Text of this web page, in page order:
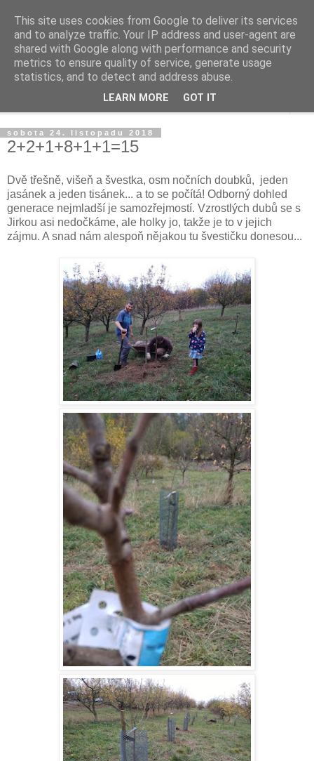
Život v sadu
Žijeme v sadu, staráme se o sad, zveme do sadu
sobota 24. listopadu 2018
2+2+1+8+1+1=15
Dvě třešně, višeň a švestka, osm nočních doubků, jeden
jasánek a jeden tisánek... a to se počítá! Odborný dohled
generace nejmladší je samozřejmostí. Vzrostlých dubů se s
Jirkou asi nedočkáme, ale holky jo, takže je to v jejich
zájmu. A snad nám alespoň nějakou tu švestičku donesou...
This site uses cookies from Google to deliver its services
and to analyze traffic. Your IP address and user-agent are
shared with Google along with performance and security
metrics to ensure quality of service, generate usage
statistics, and to detect and address abuse.
LEARN MORE GOT IT